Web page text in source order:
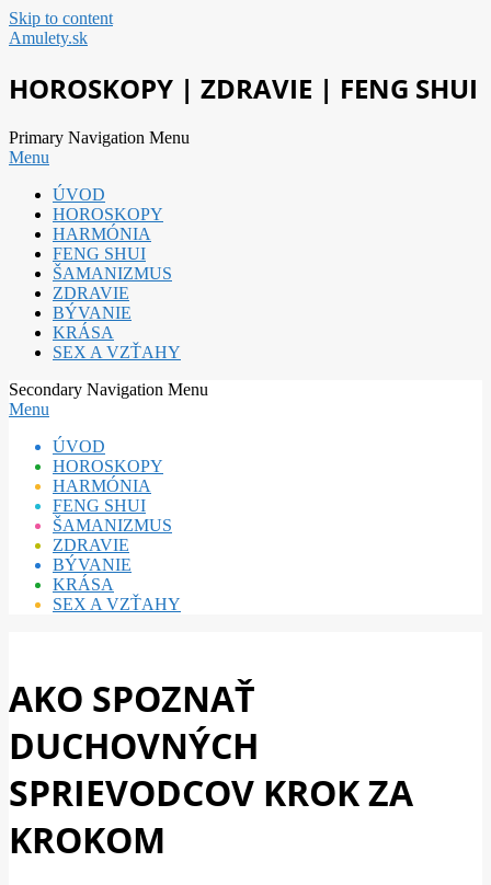
Skip to content
Amulety.sk
HOROSKOPY | ZDRAVIE | FENG SHUI
Primary Navigation Menu
Menu
ÚVOD
HOROSKOPY
HARMÓNIA
FENG SHUI
ŠAMANIZMUS
ZDRAVIE
BÝVANIE
KRÁSA
SEX A VZŤAHY
Secondary Navigation Menu
Menu
ÚVOD
HOROSKOPY
HARMÓNIA
FENG SHUI
ŠAMANIZMUS
ZDRAVIE
BÝVANIE
KRÁSA
SEX A VZŤAHY
AKO SPOZNAŤ
DUCHOVNÝCH
SPRIEVODCOV KROK ZA
KROKOM